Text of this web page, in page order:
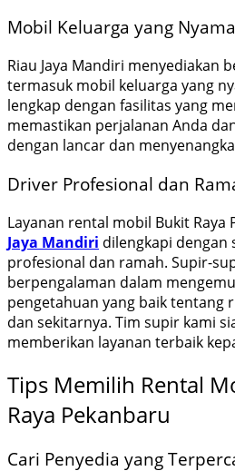
Mobil Keluarga yang
Riau Jaya Mandiri menyediakan
termasuk mobil keluarga yang
lengkap dengan fasilitas yang
memastikan perjalanan Anda
dengan lancar dan
Driver Profesional dan
Layanan rental mobil Bukit Raya
Jaya Mandiri dilengkapi
profesional dan ramah. Supir-
berpengalaman dalam
pengetahuan yang baik tentang
dan sekitarnya. Tim supir kami
memberikan layanan terbaik
Tips Memilih Rental
Raya Pekanbaru
Cari Penyedia yang